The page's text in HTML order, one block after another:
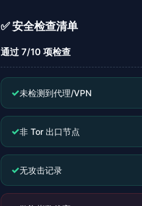
✅ 安全检查清单
通过 7/10 项检查
✓未检测到代理/VPN
✓非 Tor 出口节点
✓无攻击记录